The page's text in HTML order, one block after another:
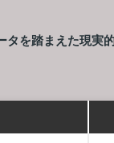
を踏まえた現実